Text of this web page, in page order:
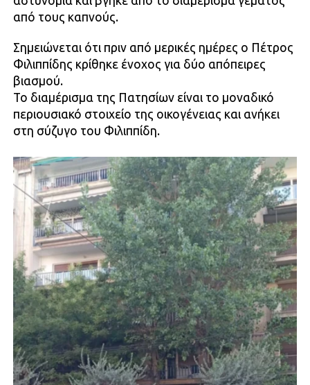
από τους καπνούς.
Σημειώνεται ότι πριν από μερικές ημέρες ο Πέτρος
Φιλιππίδης κρίθηκε ένοχος για δύο απόπειρες
βιασμού.
Το διαμέρισμα της Πατησίων είναι το μοναδικό
περιουσιακό στοιχείο της οικογένειας και ανήκει
στη σύζυγο του Φιλιππίδη.